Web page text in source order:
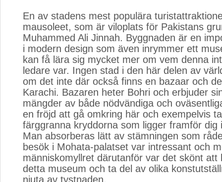
En av stadens mest populära
mausoleet, som är viloplats för Pakistans
Muhammed Ali Jinnah. Byggnaden är en
i modern design som även inrymmer ett
kan få lära sig mycket mer om vem denna
ledare var. Ingen stad i den här delen av
om det inte där också finns en bazaar och
Karachi. Bazaren heter Bohri och erbjuder
mängder av både nödvändiga och
en fröjd att gå omkring här och exempelvis
färggranna kryddorna som ligger framför dig
Man absorberas lätt av stämningen som
besök i Mohata-palatset var intressant och
människomyllret därutanför var det skönt att
detta museum och ta del av olika
njuta av tystnaden.